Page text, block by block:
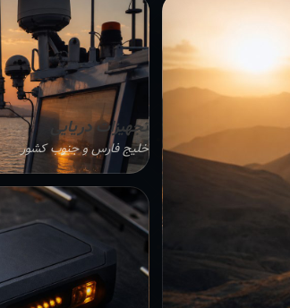
تجهیزات دریایی
خلیج فارس و جنوب کشور